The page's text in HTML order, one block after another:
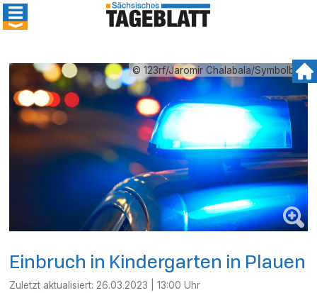
© 123rf/Jaromír Chalabala/Symbolbild
Einbruch in Kindergarten in Plauen
Zuletzt aktualisiert: 26.03.2023 | 13:00 Uhr